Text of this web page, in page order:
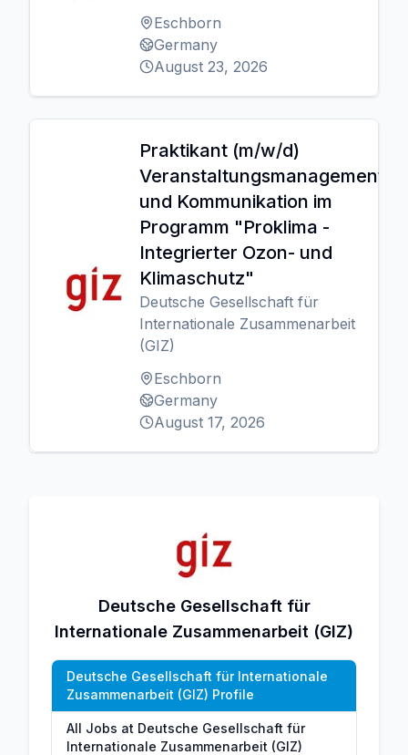
Eschborn
Germany
August 23, 2026
Praktikant (m/w/d)
Veranstaltungsmanagement
und Kommunikation im
Programm "Proklima -
Integrierter Ozon- und
Klimaschutz"
Deutsche Gesellschaft für
Internationale Zusammenarbeit
(GIZ)
Eschborn
Germany
August 17, 2026
Deutsche Gesellschaft für
Internationale Zusammenarbeit (GIZ)
Deutsche Gesellschaft für Internationale
Zusammenarbeit (GIZ) Profile
All Jobs at Deutsche Gesellschaft für
Internationale Zusammenarbeit (GIZ)